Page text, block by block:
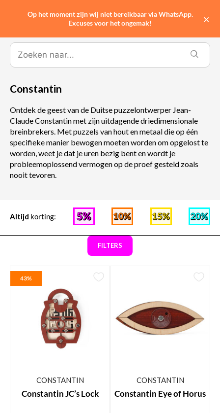
Constantin
Ontdek de geest van de Duitse puzzelontwerper Jean-
Claude Constantin met zijn uitdagende driedimensionale
breinbrekers. Met puzzels van hout en metaal die op één
specifieke manier bewogen moeten worden om opgelost te
worden, weet je dat je uren bezig bent en wordt je
probleemoplossend vermogen op de proef gesteld zoals
nooit tevoren.
Altijd korting:
FILTERS
43%
CONSTANTIN
Constantin JC’s Lock
CONSTANTIN
Constantin Eye of Horus
Op het moment zijn wij niet bereikbaar via WhatsApp.
Excuses voor het ongemak!
×